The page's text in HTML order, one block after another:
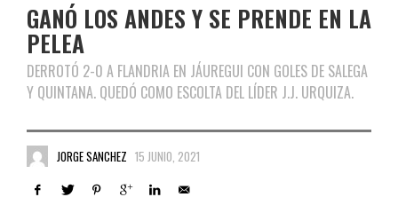
GANÓ LOS ANDES Y SE PRENDE EN LA
PELEA
DERROTÓ 2-0 A FLANDRIA EN JÁUREGUI CON GOLES DE SALEGA
Y QUINTANA. QUEDÓ COMO ESCOLTA DEL LÍDER J.J. URQUIZA.
JORGE SANCHEZ 15 JUNIO, 2021